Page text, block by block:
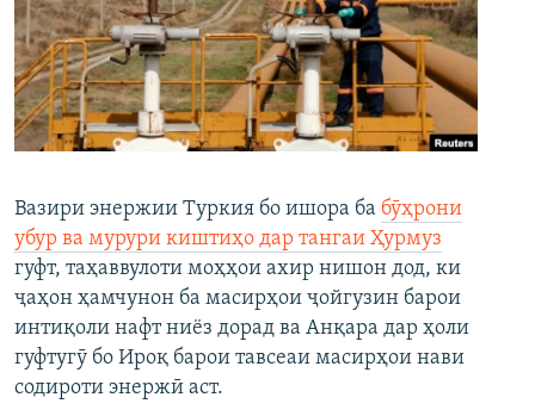
Вазири энержии Туркия бо ишора ба бӯҳрони
убур ва мурури киштиҳо дар тангаи Ҳурмуз
гуфт, таҳаввулоти моҳҳои ахир нишон дод, ки
ҷаҳон ҳамчунон ба масирҳои ҷойгузин барои
интиқоли нафт ниёз дорад ва Анқара дар ҳоли
гуфтугӯ бо Ироқ барои тавсеаи масирҳои нави
содироти энержӣ аст.